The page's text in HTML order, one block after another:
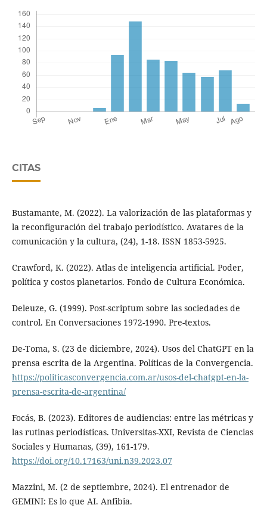
CITAS
Bustamante, M. (2022). La valorización de las plataformas y
la reconfiguración del trabajo periodístico. Avatares de la
comunicación y la cultura, (24), 1-18. ISSN 1853-5925.
Crawford, K. (2022). Atlas de inteligencia artificial. Poder,
política y costos planetarios. Fondo de Cultura Económica.
Deleuze, G. (1999). Post-scriptum sobre las sociedades de
control. En Conversaciones 1972-1990. Pre-textos.
De-Toma, S. (23 de diciembre, 2024). Usos del ChatGPT en la
prensa escrita de la Argentina. Políticas de la Convergencia.
https://politicasconvergencia.com.ar/usos-del-chatgpt-en-la-
prensa-escrita-de-argentina/
Focás, B. (2023). Editores de audiencias: entre las métricas y
las rutinas periodísticas. Universitas-XXI, Revista de Ciencias
Sociales y Humanas, (39), 161-179.
https://doi.org/10.17163/uni.n39.2023.07
Mazzini, M. (2 de septiembre, 2024). El entrenador de
GEMINI: Es lo que AI. Anfibia.